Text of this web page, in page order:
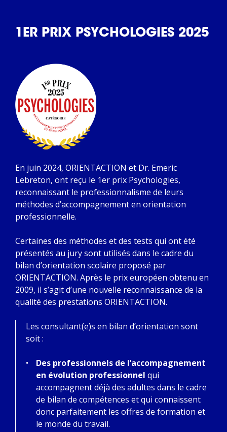
1ER PRIX PSYCHOLOGIES 2025
En juin 2024, ORIENTACTION et Dr. Emeric
Lebreton, ont reçu le 1er prix Psychologies,
reconnaissant le professionnalisme de leurs
méthodes d’accompagnement en orientation
professionnelle.
Certaines des méthodes et des tests qui ont été
présentés au jury sont utilisés dans le cadre du
bilan d’orientation scolaire proposé par
ORIENTACTION. Après le prix européen obtenu en
2009, il s’agit d’une nouvelle reconnaissance de la
qualité des prestations ORIENTACTION.
Les consultant(e)s en bilan d’orientation sont
soit :
Des professionnels de l’accompagnement
en évolution professionnel qui
accompagnent déjà des adultes dans le cadre
de bilan de compétences et qui connaissent
donc parfaitement les offres de formation et
le monde du travail.